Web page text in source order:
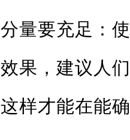
分量要充足：
效果，建议人
这样才能在能